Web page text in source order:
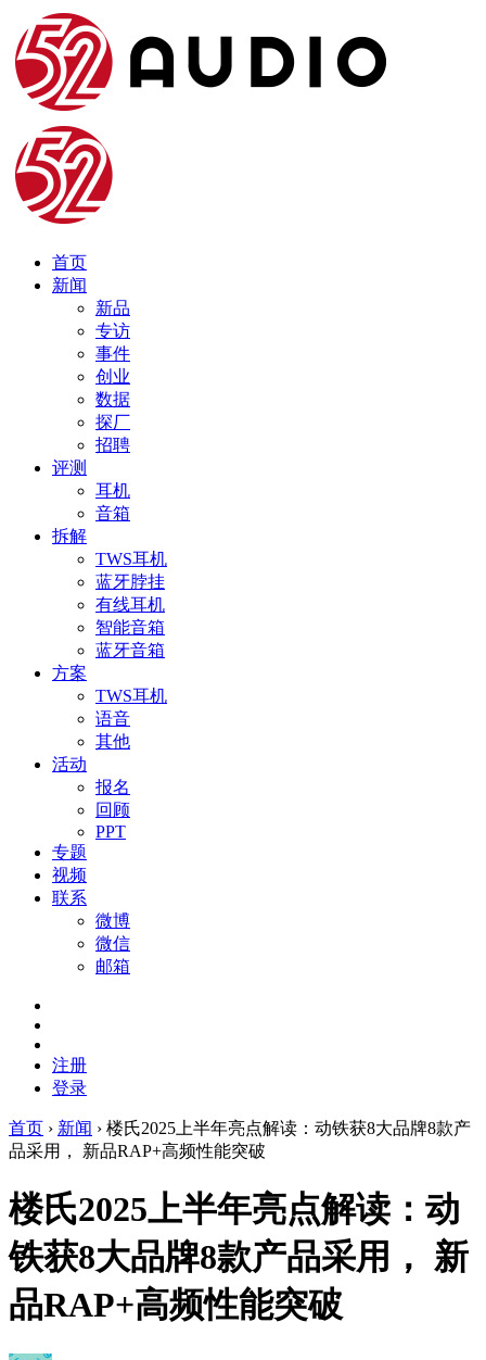
首页
新闻
新品
专访
事件
创业
数据
探厂
招聘
评测
耳机
音箱
拆解
TWS耳机
蓝牙脖挂
有线耳机
智能音箱
蓝牙音箱
方案
TWS耳机
语音
其他
活动
报名
回顾
PPT
专题
视频
联系
微博
微信
邮箱
注册
登录
首页 › 新闻 › 楼氏2025上半年亮点解读：动铁获8大品牌8款产
品采用， 新品RAP+高频性能突破
楼氏2025上半年亮点解读：动
铁获8大品牌8款产品采用， 新
品RAP+高频性能突破